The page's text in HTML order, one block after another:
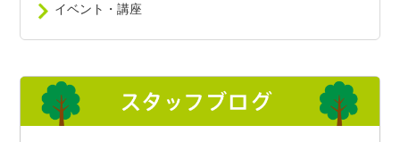
イベント・講座